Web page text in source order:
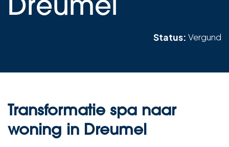
Dreumel
Status: Vergund
Transformatie spa naar
woning in Dreumel